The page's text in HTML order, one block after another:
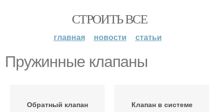
СТРОИТЬ ВСЕ
главная новости статьи
Пружинные клапаны
Обратный клапан Клапан в системе